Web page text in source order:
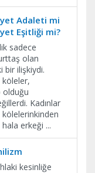
Adaleti mi
Eşitliği mi?
sadece
olan
bir ilişkiydi.
köleler,
olduğu
Kadınlar
hala erkeği ...
kesinliğe